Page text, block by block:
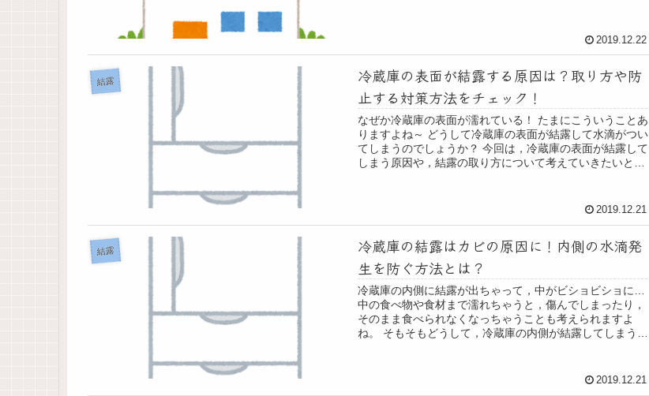
2019.12.22
結露
冷蔵庫の表面が結露する原因は？取り方や防
止する対策方法をチェック！
なぜか冷蔵庫の表面が濡れている！ たまにこういうことあ
りますよね～ どうして冷蔵庫の表面が結露して水滴がつい
てしまうのでしょうか？ 今回は，冷蔵庫の表面が結露して
しまう原因や，結露の取り方について考えていきたいと思
2019.12.21
結露
冷蔵庫の結露はカビの原因に！内側の水滴発
生を防ぐ方法とは？
冷蔵庫の内側に結露が出ちゃって，中がビショビショに…
中の食べ物や食材まで濡れちゃうと，傷んでしまったり，
そのまま食べられなくなっちゃうことも考えられますよ
ね。 そもそもどうして，冷蔵庫の内側が結露してしまうの
2019.12.21